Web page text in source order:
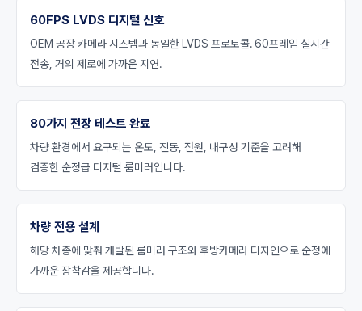
60FPS LVDS 디지털 신호
OEM 공장 카메라 시스템과 동일한 LVDS 프로토콜. 60프레임 실시간
전송, 거의 제로에 가까운 지연.
80가지 전장 테스트 완료
차량 환경에서 요구되는 온도, 진동, 전원, 내구성 기준을 고려해
검증한 순정급 디지털 룸미러입니다.
차량 전용 설계
해당 차종에 맞춰 개발된 룸미러 구조와 후방카메라 디자인으로 순정에
가까운 장착감을 제공합니다.